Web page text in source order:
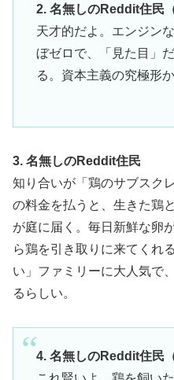
2. 名無しのReddit住民
天才的だよ。エンジン
ぼゼロで、「見た目」
る。資本主義の究極形
3. 名無しのReddit住民
知り合いが「鶏のサブスク
の料金を払うと、生きた鶏
が庭に届く。毎日新鮮な卵
ら鶏を引き取りに来てくれ
い」ファミリーに大人気で
るらしい。
4. 名無しのReddit住民